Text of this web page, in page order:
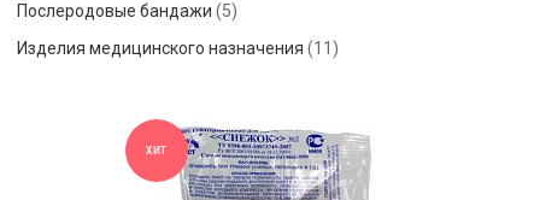
Послеродовые бандажи (5)
Изделия медицинского назначения (11)
ХИТ